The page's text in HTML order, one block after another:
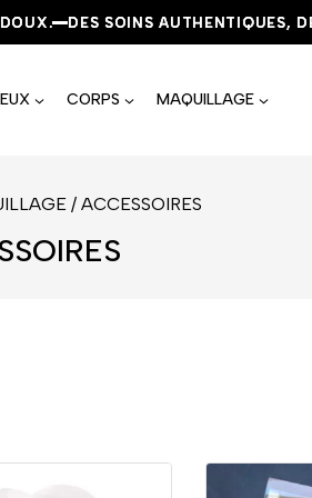
DES SOINS AUTHENTIQUES, DES
DES SOINS AUTHENTIQUES, DES
DES SOINS AUTHENTIQUES, DES
CORPS MAQUILLAGE
/ ACCESSOIRES